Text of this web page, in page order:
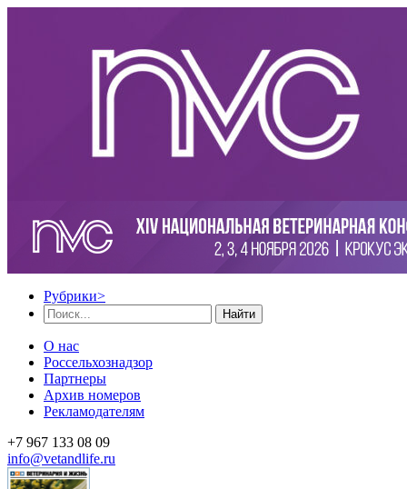
Рубрики>
Найти
О нас
Россельхознадзор
Партнеры
Архив номеров
Рекламодателям
+7 967 133 08 09
info@vetandlife.ru